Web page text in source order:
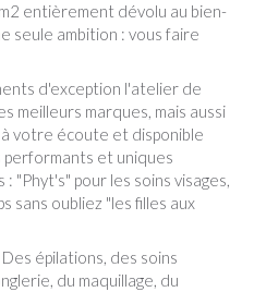
entièrement dévolu au bien-
seule ambition : vous faire
d'exception l'atelier de
meilleurs marques, mais aussi
votre écoute et disponible
performants et uniques
"Phyt's" pour les soins visages,
sans oubliez "les filles aux
épilations, des soins
du maquillage, du